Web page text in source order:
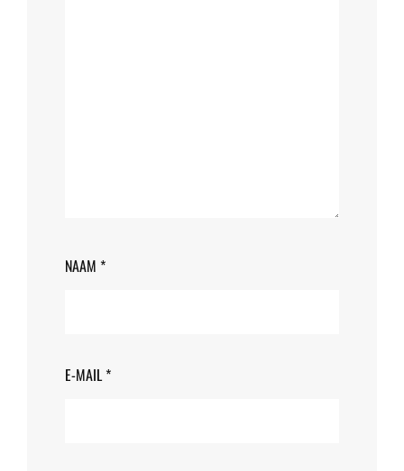
NAAM *
E-MAIL *